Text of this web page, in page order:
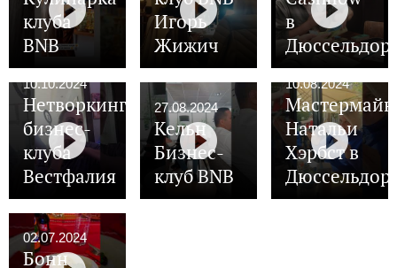
клуба
BNB
Игорь
Жижич
в
10.10.2024
Нетворкинг
бизнес-
клуба
Вестфалия
27.08.2024
Кельн
Бизнес-
клуб BNB
10.08.2024
Натальи
Хэрбст в
02.07.2024
Бонн